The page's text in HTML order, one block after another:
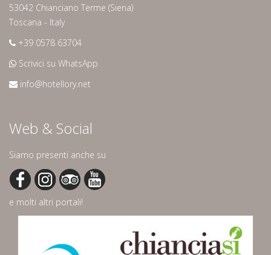
53042 Chianciano Terme (Siena)
Toscana - Italy
+39 0578 63704
Scrivici su WhatsApp
info@hotellory.net
Web & Social
Siamo presenti anche su
e molti altri portali!